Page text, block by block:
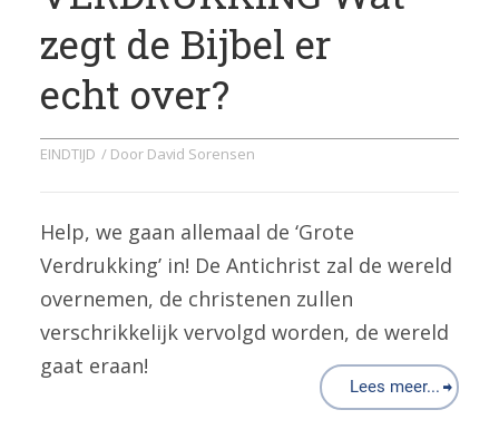
zegt de Bijbel er
echt over?
EINDTIJD / Door David Sorensen
Help, we gaan allemaal de ‘Grote
Verdrukking’ in! De Antichrist zal de wereld
overnemen, de christenen zullen
verschrikkelijk vervolgd worden, de wereld
gaat eraan!
Lees meer...